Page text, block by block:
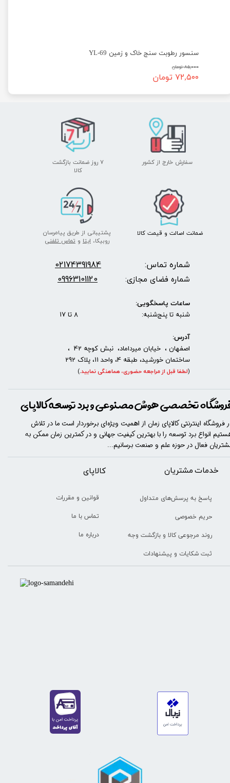
سنسور رطوبت سنج خاک و زمین YL-69
۸۵,۰۰۰ تومان
۷۲,۵۰۰ تومان
پشتیبانی از طریق پیامرسان
روبیکا، ایتا و تماس تلفنی
سفارش خارج از کشور
۷ روز ضمانت بازگشت
​​​​​​​کالا
ضمانت اصالت و قیمت​​​​​​​ کالا ​​​​​​​
خدمات مشتریان
پاسخ به پرسش‌های متداول
حریم خصوصی
روند مرجوعی کالا و بازگشت وجه
ثبت شکایات و پیشنهادات
​​کالاپای
قوانین و مقررات
تماس با ما
درباره ما
تخصصی هوش مصنوعی و برد توسعه کالاپای
فروشگاه اینترنتی کالاپای زمان از اهمیت ویژه‌ای برخوردار است ما در تلاش
انواع برد توسعه را با​​​ بهترین کیفیت جهانی و در کمترین زمان ممکن به
فعال در حوزه علم و صنعت برسانیم...
شماره تماس: 02174391984
شماره فضای مجازی: 09963101120
ساعات پاسخگویی:
شنبه تا پنج‌شنبه: 8 تا 17
آدرس:
اصفهان ، خیابان میرداماد، نبش کوچه 42 ،
ساختمان خورشید، طبقه 4، واحد 11، پلاک 292
(لطفا قبل از مراجعه حضوری، هماهنگی نمایید.
)